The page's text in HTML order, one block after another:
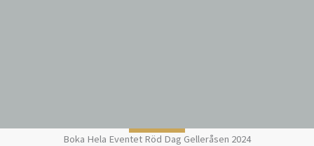
Boka Hela Eventet Röd Dag Gelleråsen 2024